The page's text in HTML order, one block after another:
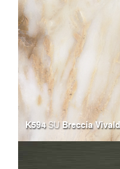
K594SUBreccia